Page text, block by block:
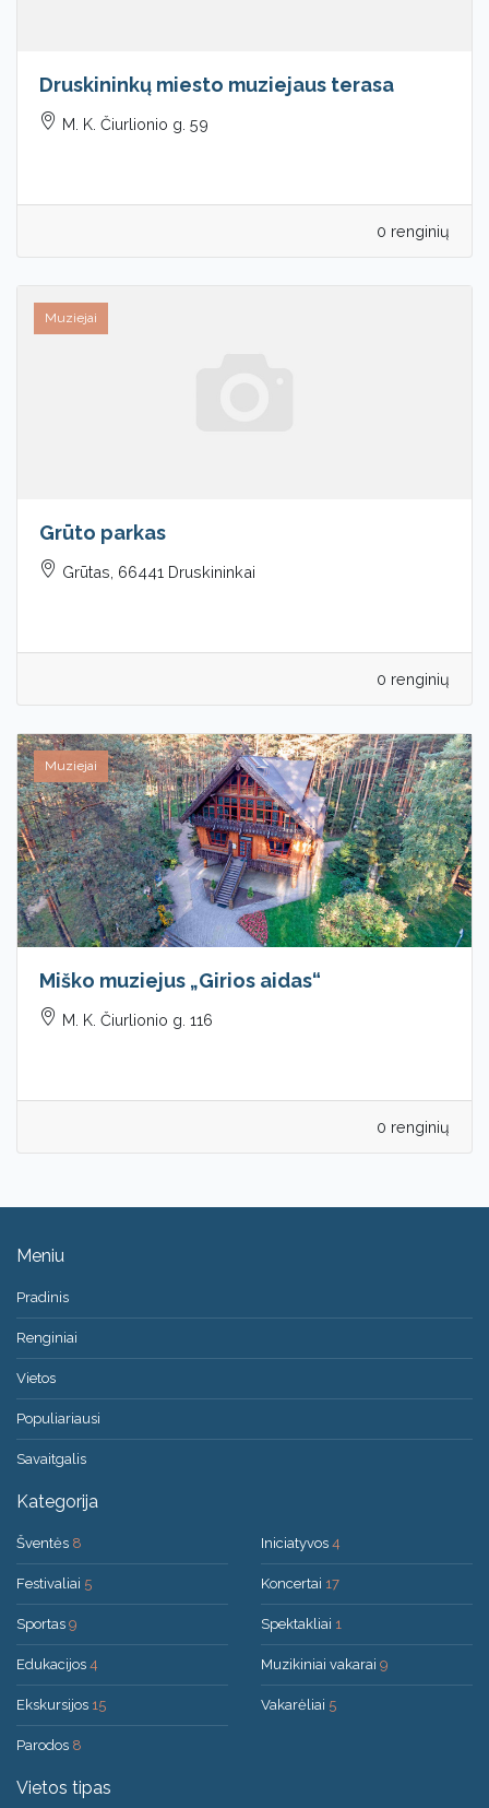
Druskininkų miesto muziejaus terasa
M. K. Čiurlionio g. 59
0 renginių
Muziejai
Grūto parkas
Grūtas, 66441 Druskininkai
0 renginių
Muziejai
Miško muziejus „Girios aidas“
M. K. Čiurlionio g. 116
0 renginių
Meniu
Pradinis
Renginiai
Vietos
Populiariausi
Savaitgalis
Kategorija
Šventės 8
Festivaliai 5
Sportas 9
Edukacijos 4
Ekskursijos 15
Parodos 8
Iniciatyvos 4
Koncertai 17
Spektakliai 1
Muzikiniai vakarai 9
Vakarėliai 5
Vietos tipas